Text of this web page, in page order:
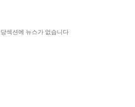
시장, 폭염 속 ...
함께...
눔문화 확산 앞장...
우뚝’...
섹션에 뉴스가 없습니다